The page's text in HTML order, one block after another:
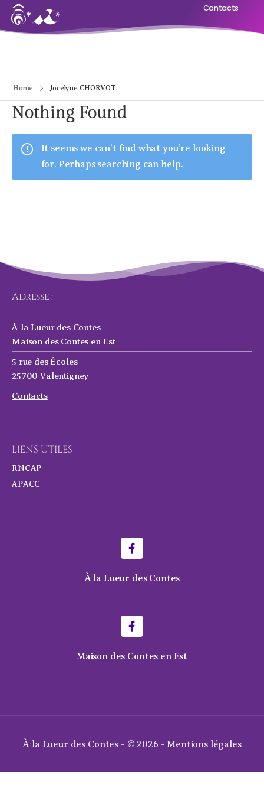
Contacts
Home Jocelyne CHORVOT
Nothing Found
It seems we can’t find what you’re looking
for. Perhaps searching can help.
Adresse :
À la Lueur des Contes
Maison des Contes en Est
5 rue des Écoles
25700 Valentigney
Contacts
LIENS UTILES
RNCAP
APACC
À la Lueur des Contes
Maison des Contes en Est
À la Lueur des Contes - © 2026 - Mentions légales